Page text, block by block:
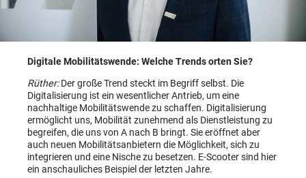
Digitale Mobilitätswende: Welche Trends orten Sie?
Rüther:Der große Trend steckt im Begriff selbst. Die
Digitalisierung ist ein wesentlicher Antrieb, um eine
nachhaltige Mobilitätswende zu schaffen. ­Digitalisierung
ermöglicht uns, Mobilität zunehmend als Dienstleistung zu
begreifen, die uns von A nach B bringt. Sie ­eröffnet aber
auch neuen Mobilitätsanbietern die Möglichkeit, sich zu
integrieren und eine Nische zu besetzen. ­E-Scooter sind hier
ein anschauliches Beispiel der letzten Jahre.